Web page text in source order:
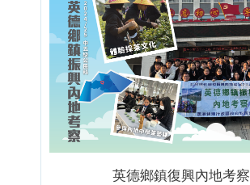
英德鄉鎮復興內地考察